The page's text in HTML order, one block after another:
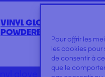
Pour offrir les
les cookies pour
de consentir à
que le
VINYL GLOVE LIGHTLY
POWDERED